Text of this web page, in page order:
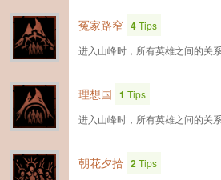
冤家路窄 4Tips
进入山峰时，所有英雄之间的关
理想国 1 Tips
进入山峰时，所有英雄之间的关
朝花夕拾 2Tips